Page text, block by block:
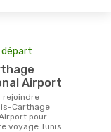
Airport
Carthage
pour
voyage Tunis